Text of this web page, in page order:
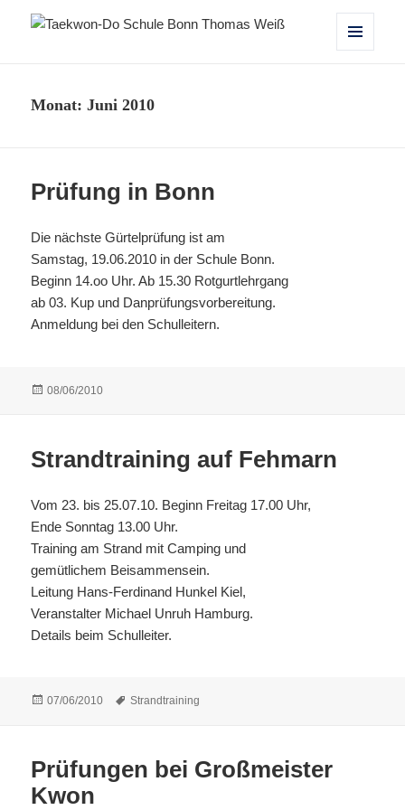
Monat:Juni 2010
Prüfung in Bonn
Die nächste Gürtelprüfung ist am
Samstag, 19.06.2010 in der Schule Bonn.
Beginn 14.oo Uhr. Ab 15.30 Rotgurtlehrgang
ab 03. Kup und Danprüfungsvorbereitung.
Anmeldung bei den Schulleitern.
Veröffentlicht
08/06/2010
Strandtraining auf Fehmarn
Vom 23. bis 25.07.10. Beginn Freitag 17.00 Uhr,
Ende Sonntag 13.00 Uhr.
Training am Strand mit Camping und
gemütlichem Beisammensein.
Leitung Hans-Ferdinand Hunkel Kiel,
Veranstalter Michael Unruh Hamburg.
Details beim Schulleiter.
Veröffentlicht
07/06/2010 Schlagwörter
Strandtraining
Prüfungen bei Großmeister
Kwon